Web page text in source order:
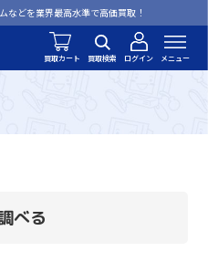
などを業界最高水準で高価買取！
買取カート 買取検索 ログイン メニュー
べる